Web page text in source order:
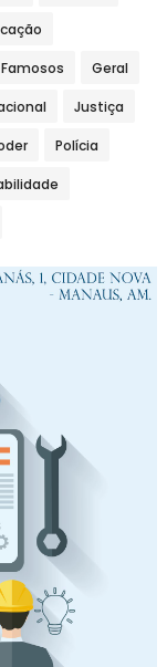
Famosos Geral
Justiça
Polícia